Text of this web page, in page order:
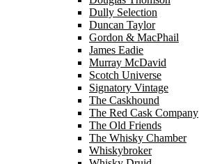
Dully Selection
Duncan Taylor
Gordon & MacPhail
James Eadie
Murray McDavid
Scotch Universe
Signatory Vintage
The Caskhound
The Red Cask Company
The Old Friends
The Whisky Chamber
Whiskybroker